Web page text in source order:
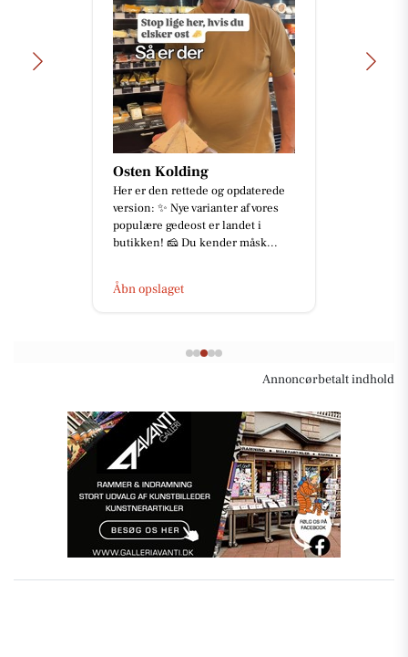
Osten Kolding
Her er den rettede og opdaterede
version: ✨ Nye varianter af vores
populære gedeost er landet i
butikken! 🧀 Du kender måsk...
Åbn opslaget
Annoncørbetalt indhold